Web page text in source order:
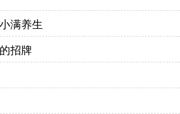
满养生
招牌